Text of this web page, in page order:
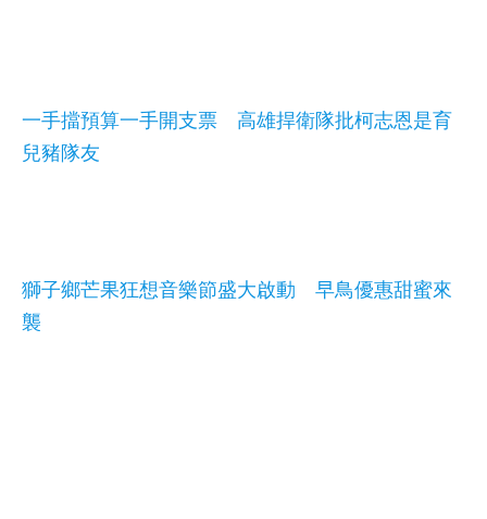
一手擋預算一手開支票 高雄捍衛隊批柯志恩是育
兒豬隊友
獅子鄉芒果狂想音樂節盛大啟動 早鳥優惠甜蜜來
襲